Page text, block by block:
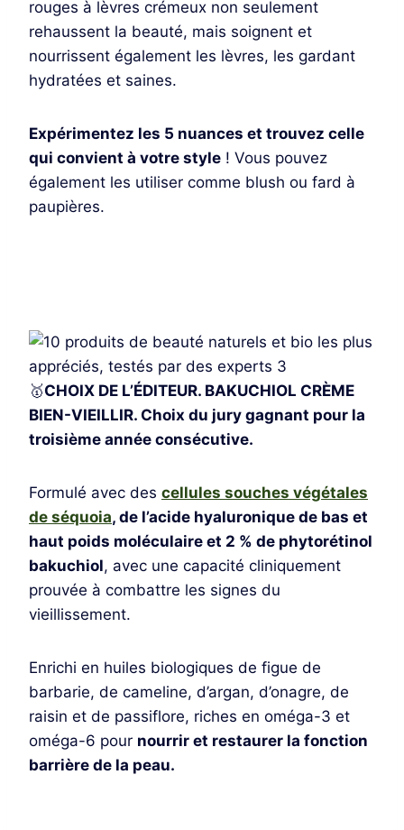
rouges à lèvres crémeux non seulement
rehaussent la beauté, mais soignent et
nourrissent également les lèvres, les gardant
hydratées et saines.
Expérimentez les 5 nuances et trouvez celle
qui convient à votre style ! Vous pouvez
également les utiliser comme blush ou fard à
paupières.
🥇CHOIX DE L’ÉDITEUR. BAKUCHIOL CRÈME
BIEN-VIEILLIR. Choix du jury gagnant pour la
troisième année consécutive.
Formulé avec des cellules souches végétales
de séquoia, de l’acide hyaluronique de bas et
haut poids moléculaire et 2 % de phytorétinol
bakuchiol, avec une capacité cliniquement
prouvée à combattre les signes du
vieillissement.
Enrichi en huiles biologiques de figue de
barbarie, de cameline, d’argan, d’onagre, de
raisin et de passiflore, riches en oméga-3 et
oméga-6 pour nourrir et restaurer la fonction
barrière de la peau.